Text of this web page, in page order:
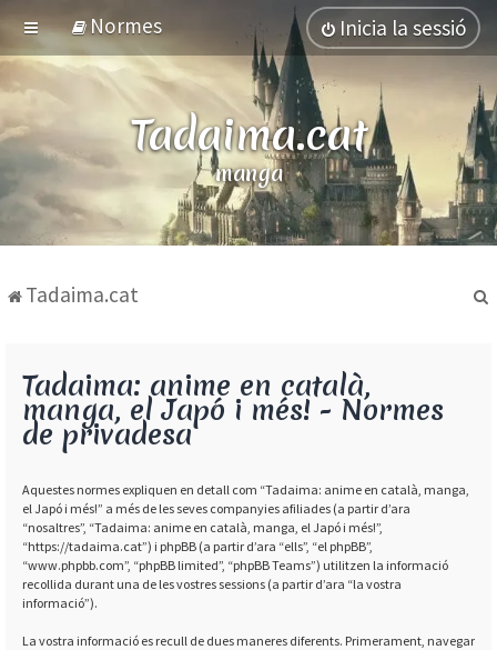
Normes Inicia la sessió
Tadaima.cat
manga
Tadaima.cat
Tadaima: anime en català,
manga, el Japó i més! - Normes
de privadesa
Aquestes normes expliquen en detall com “Tadaima: anime en català, manga,
el Japó i més!” a més de les seves companyies afiliades (a partir d’ara
“nosaltres”, “Tadaima: anime en català, manga, el Japó i més!”,
“https://tadaima.cat”) i phpBB (a partir d’ara “ells”, “el phpBB”,
“www.phpbb.com”, “phpBB limited”, “phpBB Teams”) utilitzen la informació
recollida durant una de les vostres sessions (a partir d’ara “la vostra
informació”).
La vostra informació es recull de dues maneres diferents. Primerament, navegar